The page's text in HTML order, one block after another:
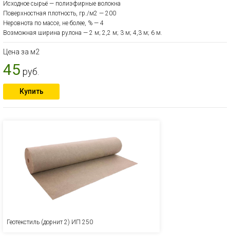
Исходное сырьё — полиэфирные волокна
Поверхностная плотность, гр./м2 — 200
Неровнота по массе, не более, % — 4
Возможная ширина рулона — 2 м; 2,2 м; 3 м; 4,3 м; 6 м.
Цена за м2
45 руб.
Купить
Геотекстиль (дорнит 2) ИП 250